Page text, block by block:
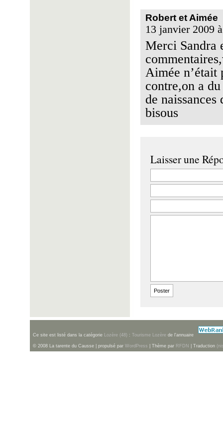
Robert et Aimée
13 janvier 2009
Merci Sandra
Aimée n’était
contre,on a
de
bisous
Laisser une
Ce site est listé dans la catégorie Lozère (48) : Tourisme Lozère de l'annuaire
© 2008 La tarente du Causse | propulsé par WordPress | Thème par RFDN | Traduction